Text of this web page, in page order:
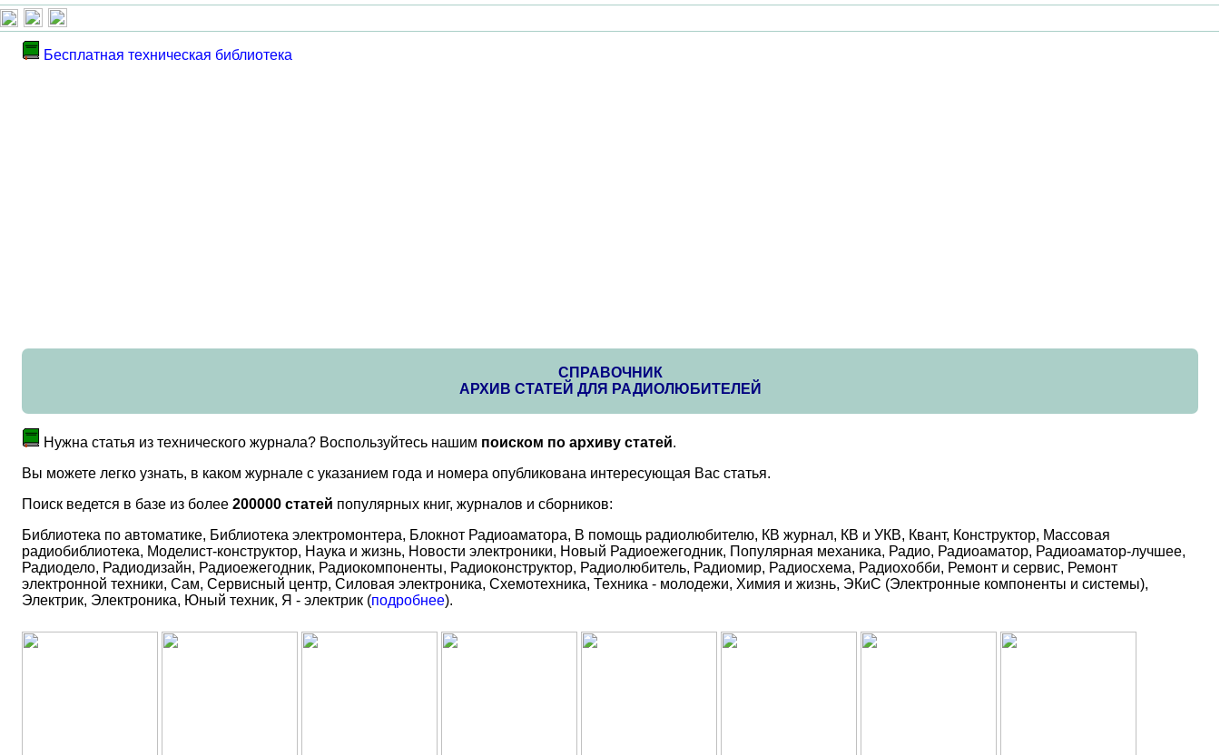
Бесплатная техническая библиотека
СПРАВОЧНИК
АРХИВ СТАТЕЙ ДЛЯ РАДИОЛЮБИТЕЛЕЙ
Нужна статья из технического журнала? Воспользуйтесь нашим поиском по архиву статей.
Вы можете легко узнать, в каком журнале с указанием года и номера опубликована интересующая Вас статья.
Поиск ведется в базе из более 200000 статей популярных книг, журналов и сборников:
Библиотека по автоматике, Библиотека электромонтера, Блокнот Радиоаматора, В помощь радиолюбителю, КВ журнал, КВ и УКВ, Квант, Конструктор, Массовая
радиобиблиотека, Моделист-конструктор, Наука и жизнь, Новости электроники, Новый Радиоежегодник, Популярная механика, Радио, Радиоаматор, Радиоаматор-лучшее,
Радиодело, Радиодизайн, Радиоежегодник, Радиокомпоненты, Радиоконструктор, Радиолюбитель, Радиомир, Радиосхема, Радиохобби, Ремонт и сервис, Ремонт
электронной техники, Сам, Сервисный центр, Силовая электроника, Схемотехника, Техника - молодежи, Химия и жизнь, ЭКиС (Электронные компоненты и системы),
Электрик, Электроника, Юный техник, Я - электрик (подробнее).